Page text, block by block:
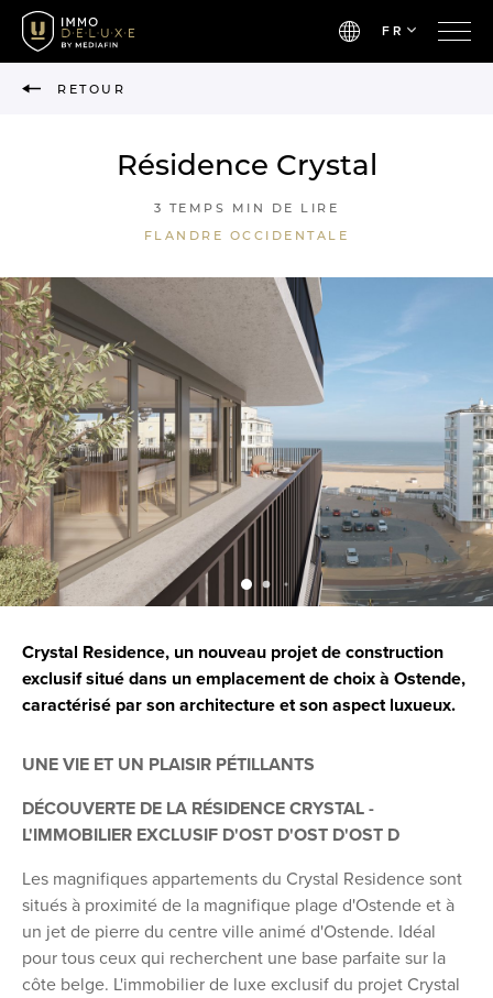
FR
RETOUR
Résidence Crystal
3 TEMPS MIN DE LIRE
FLANDRE OCCIDENTALE
Crystal Residence, un nouveau projet de construction
exclusif situé dans un emplacement de choix à Ostende,
caractérisé par son architecture et son aspect luxueux.
UNE VIE ET UN PLAISIR PÉTILLANTS
DÉCOUVERTE DE LA RÉSIDENCE CRYSTAL -
L'IMMOBILIER EXCLUSIF D'OST D'OST D'OST D
Les magnifiques appartements du Crystal Residence sont
situés à proximité de la magnifique plage d'Ostende et à
un jet de pierre du centre ville animé d'Ostende. Idéal
pour tous ceux qui recherchent une base parfaite sur la
côte belge. L'immobilier de luxe exclusif du projet Crystal